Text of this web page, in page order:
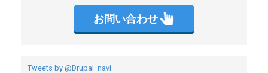
お問い合わせ
Tweets by @Drupal_navi